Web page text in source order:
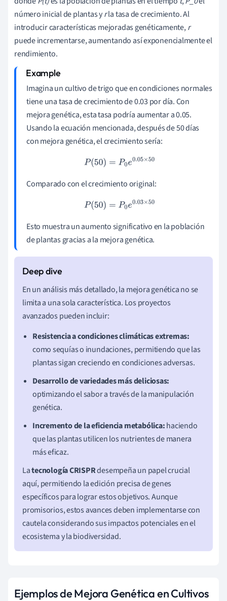
número inicial de plantas yrla tasa de crecimiento. Al
introducir características mejoradas genéticamente,r
puede incrementarse, aumentando así exponencialmente el
rendimiento.
Imagina un cultivo de trigo que en condiciones normales
tiene una tasa de crecimiento de 0.03 por día. Con
mejora genética, esta tasa podría aumentar a 0.05.
Usando la ecuación mencionada, después de 50 días
con mejora genética, el crecimiento sería:
P(50) =P 0e0.05×50
Comparado con el crecimiento original:
P(50) =P 0e0.03×50
Esto muestra un aumento significativo en la población
de plantas gracias a la mejora genética.
En un análisis más detallado, la mejora genética no se
limita a una sola característica. Los proyectos
avanzados pueden incluir:
Resistencia a condiciones climáticas extremas:
como sequías o inundaciones, permitiendo que las
plantas sigan creciendo en condiciones adversas.
Desarrollo de variedades más deliciosas:
optimizando el sabor a través de la manipulación
genética.
Incremento de la eficiencia metabólica:haciendo
que las plantas utilicen los nutrientes de manera
más eficaz.
Latecnología CRISPRdesempeña un papel crucial
aquí, permitiendo la edición precisa de genes
específicos para lograr estos objetivos. Aunque
promisorios, estos avances deben implementarse con
cautela considerando sus impactos potenciales en el
ecosistema y la biodiversidad.
Ejemplos de Mejora Genética en Cultivos